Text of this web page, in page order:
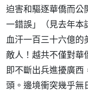
迫害和驅逐華僑而公
一錯誤」（見去年本
血汗一百三十六億的
敵人！越共不僅對
即不斷出兵進擾廣西
頭。邊境衝突幾乎無